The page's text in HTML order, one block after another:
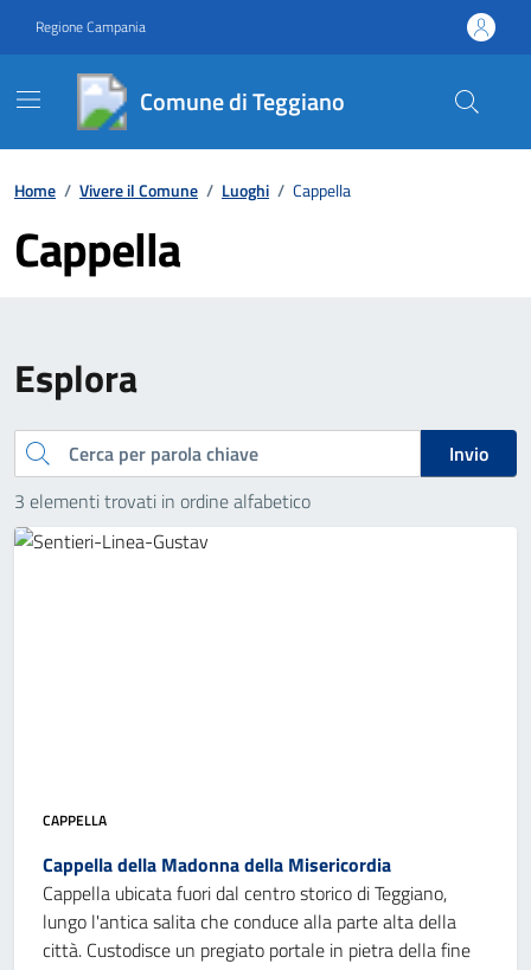
Regione Campania
Comune di Teggiano
Contenuti in evidenza
Home / Vivere il Comune / Luoghi / Cappella
Cappella
Esplora
Cerca
Invio
3 elementi trovati in ordine alfabetico
CAPPELLA
Cappella della Madonna della Misericordia
Cappella ubicata fuori dal centro storico di Teggiano,
lungo l'antica salita che conduce alla parte alta della
città. Custodisce un pregiato portale in pietra della fine